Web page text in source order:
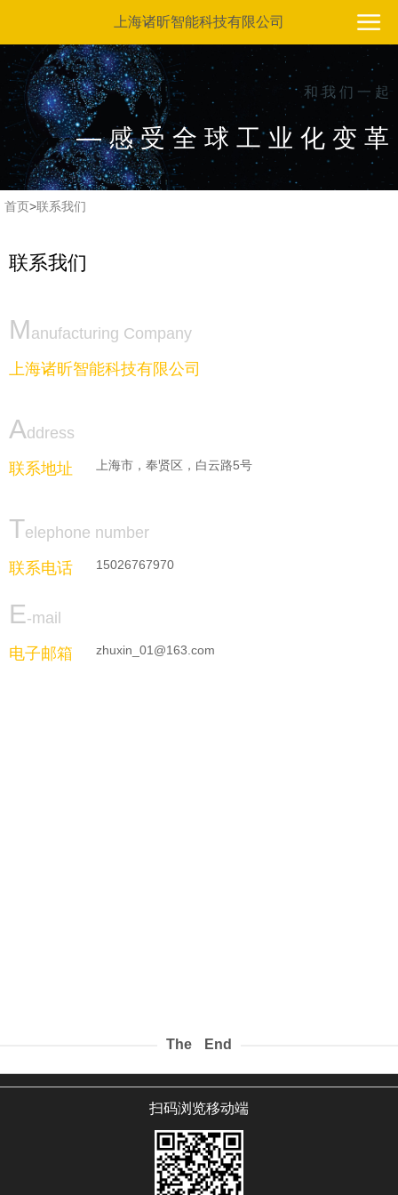
上海诸昕智能科技有限公司
和 我 们 一 起
— 感 受 全 球 工 业 化 变 革
首页>联系我们
联系我们
Manufacturing Company
上海诸昕智能科技有限公司
Address
联系地址
上海市，奉贤区，白云路5号
Telephone number
联系电话
15026767970
E-mail
电子邮箱
zhuxin_01@163.com
The End
扫码浏览移动端